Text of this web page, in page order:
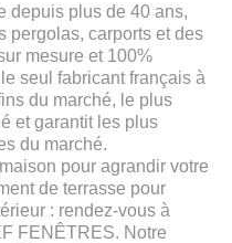
depuis plus de 40 ans,
pergolas, carports et des
mesure et 100%
seul fabricant français à
du marché, le plus
et garantit les plus
du marché.
pour agrandir votre
de terrasse pour
: rendez-vous à
FENÊTRES. Notre